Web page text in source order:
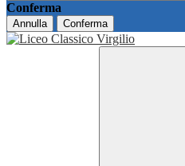
Conferma
Annulla Conferma